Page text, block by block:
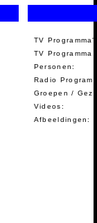
TV
TV Programma
Personen:
Radio
Groepen /
Videos:
Afbeeldingen: